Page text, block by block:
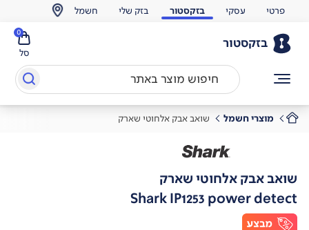
פרטי עסקי בזקסטור בזק שלי חשמל
בזקסטור
סל
0
מוצרי חשמל שואב אבק אלחוטי שארק
שואב אבק אלחוטי שארק
Shark IP1253 power detect